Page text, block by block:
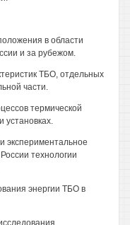
в области
и за рубежом.
ТБО, отдельных
части.
термической
установках.
экспериментальное
технологии
энергии ТБО в